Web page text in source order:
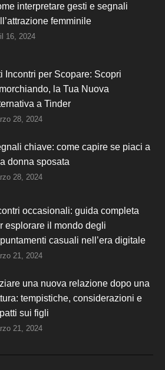
interpretare gesti e segnali
femminile
16, 2024
Incontri per Scopare: Scopri
la Tua Nuova
a Tinder
28, 2024
chiave: come capire se piaci a
donna sposata
28, 2024
occasionali: guida completa
esplorare il mondo degli
casuali nell’era digitale
21, 2024
una nuova relazione dopo una
tempistiche, considerazioni e
sui figli
21, 2024